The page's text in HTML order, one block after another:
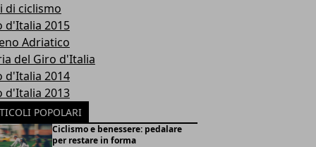
di ciclismo
d'Italia 2015
Adriatico
del Giro d'Italia
d'Italia 2014
d'Italia 2013
POPOLARI
Ciclismo e benessere: pedalare
per restare in forma